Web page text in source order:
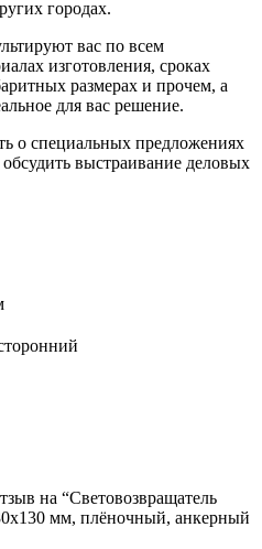
городах.
вас по всем
изготовления, сроках
размерах и прочем, а
для вас решение.
о специальных предложениях
выстраивание деловых
на “Световозвращатель
мм, плёночный, анкерный